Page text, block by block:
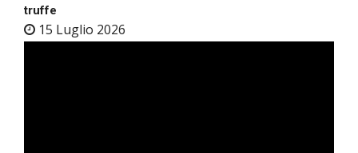
truffe
15 Luglio 2026